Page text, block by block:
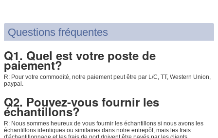
Questions fréquentes
Q1. Quel est votre poste de
paiement?
R: Pour votre commodité, notre paiement peut être par L/C, TT, Western Union,
paypal.
Q2. Pouvez-vous fournir les
échantillons?
R: Nous sommes heureux de vous fournir les échantillons si nous avons les
échantillons identiques ou similaires dans notre entrepôt, mais les frais